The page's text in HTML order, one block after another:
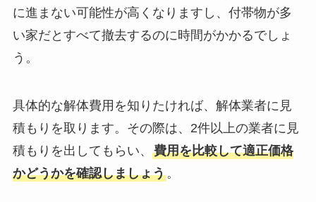
に進まない可能性が高くなりますし、付帯物が多
い家だとすべて撤去するのに時間がかかるでしょ
う。
具体的な解体費用を知りたければ、解体業者に見
積もりを取ります。その際は、2件以上の業者に見
積もりを出してもらい、 費用を比較して適正価格
かどうかを確認しましょう。